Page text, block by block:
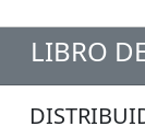
LIBRO